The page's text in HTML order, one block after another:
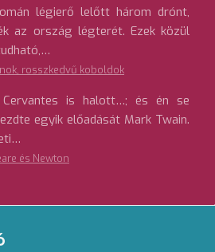
légierő lelőtt három drónt,
az ország légterét. Ezek közül
rosszkedvű koboldok
Cervantes is halott…; és én se
egyik előadását Mark Twain.
és Newton